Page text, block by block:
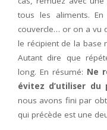
tous les aliments.
couvercle… or on a vu
le récipient de la base
Autant dire que
long. En résumé: Ne
évitez d’utiliser du
nous avons fini par
qui précède est une